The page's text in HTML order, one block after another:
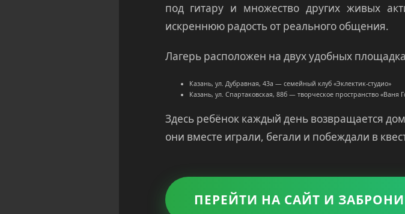
под гитару и множество других живых
искреннюю радость от реального общения.
Лагерь расположен на двух удобных
Казань, ул. Дубравная, 43а — семейный клуб «Эклектик-студио»
Казань, ул. Спартаковская, 88б — творческое пространство «Ваня
Здесь ребёнок каждый день возвращается
они вместе играли, бегали и побеждали в
ПЕРЕЙТИ НА САЙТ И